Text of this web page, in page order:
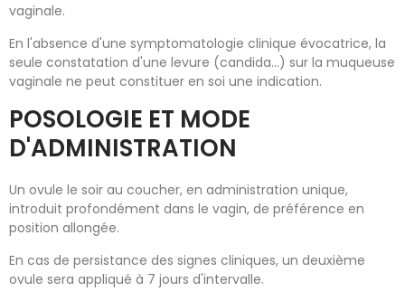
vaginale.
En l'absence d'une symptomatologie clinique évocatrice, la
seule constatation d'une levure (candida...) sur la muqueuse
vaginale ne peut constituer en soi une indication.
POSOLOGIE ET MODE
D'ADMINISTRATION
Un ovule le soir au coucher, en administration unique,
introduit profondément dans le vagin, de préférence en
position allongée.
En cas de persistance des signes cliniques, un deuxième
ovule sera appliqué à 7 jours d'intervalle.